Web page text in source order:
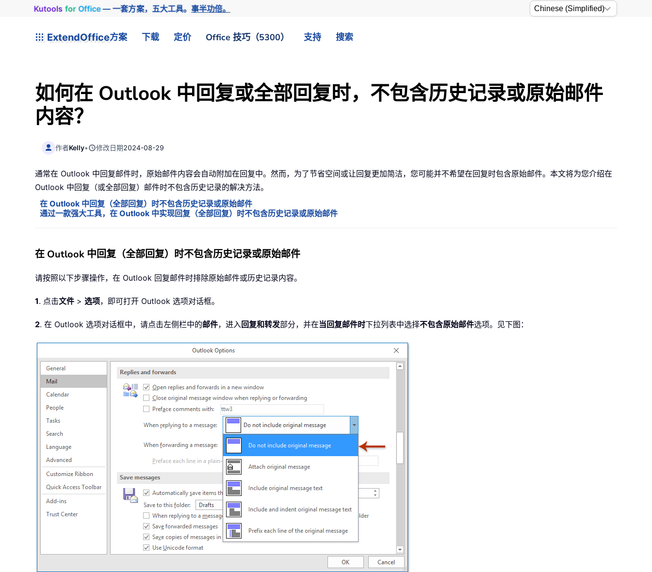
Kutools for Office— 一套方案，五大工具。事半功倍。
ExtendOffice方案 下载 定价 Office 技巧（5300） 支持 搜索
如何在 Outlook 中回复或全部回复时，不包含历史记录或原始邮件
内容？
作者Kelly• 修改日期2024-08-29
通常在 Outlook 中回复邮件时，原始邮件内容会自动附加在回复中。然而，为了节省空间或让回复更加简洁，您可能并不希望在回复时包含原始邮件。本文将为您介绍在
Outlook 中回复（或全部回复）邮件时不包含历史记录的解决方法。
在 Outlook 中回复（全部回复）时不包含历史记录或原始邮件
通过一款强大工具，在 Outlook 中实现回复（全部回复）时不包含历史记录或原始邮件
在 Outlook 中回复（全部回复）时不包含历史记录或原始邮件
请按照以下步骤操作，在 Outlook 回复邮件时排除原始邮件或历史记录内容。
1. 点击文件 > 选项，即可打开 Outlook 选项对话框。
2. 在 Outlook 选项对话框中，请点击左侧栏中的邮件，进入回复和转发部分，并在当回复邮件时下拉列表中选择不包含原始邮件选项。见下图：